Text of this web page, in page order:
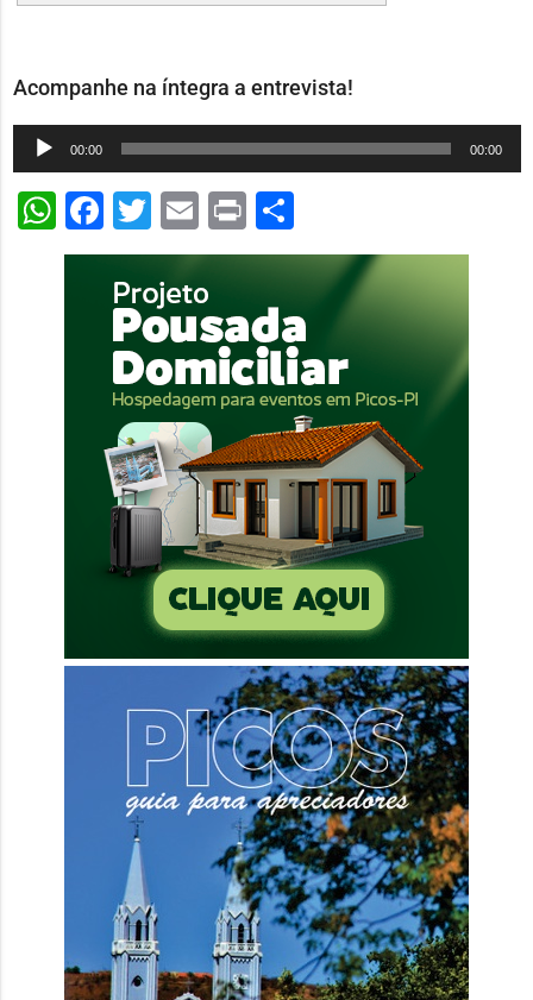
Acompanhe na íntegra a entrevista!
Tocador
de
áudio
00:00 00:00
WhatsApp
Facebook
Twitter
Email
PrintShare